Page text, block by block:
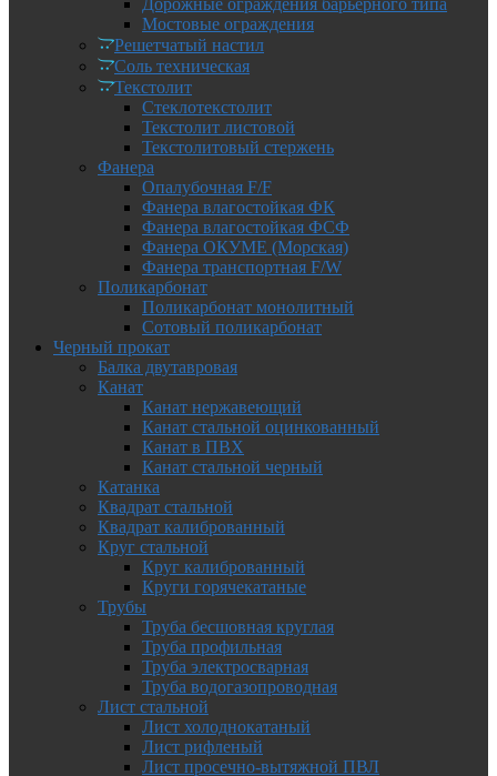
Дорожные ограждения барьерного типа
Мостовые ограждения
Решетчатый настил
Соль техническая
Текстолит
Стеклотекстолит
Текстолит листовой
Текстолитовый стержень
Фанера
Опалубочная F/F
Фанера влагостойкая ФК
Фанера влагостойкая ФСФ
Фанера ОКУМЕ (Морская)
Фанера транспортная F/W
Поликарбонат
Поликарбонат монолитный
Сотовый поликарбонат
Черный прокат
Балка двутавровая
Канат
Канат нержавеющий
Канат стальной оцинкованный
Канат в ПВХ
Канат стальной черный
Катанка
Квадрат стальной
Квадрат калиброванный
Круг стальной
Круг калиброванный
Круги горячекатаные
Трубы
Труба бесшовная круглая
Труба профильная
Труба электросварная
Труба водогазопроводная
Лист стальной
Лист холоднокатаный
Лист рифленый
Лист просечно-вытяжной ПВЛ